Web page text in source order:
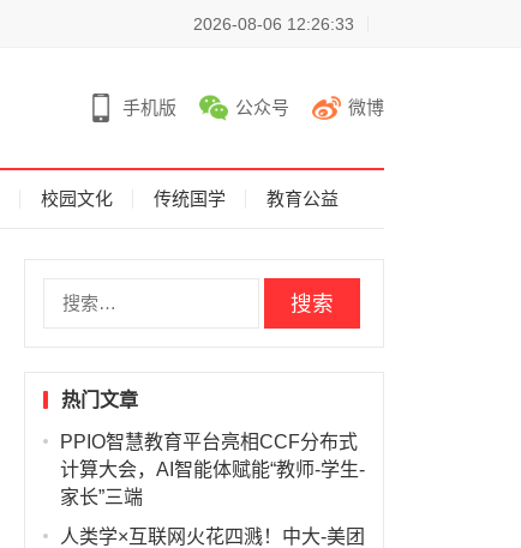
2026-08-06 12:26:33
手机版 公众号 微博
校园文化 传统国学 教育公益
热门文章
PPIO智慧教育平台亮相CCF分布式
计算大会，AI智能体赋能“教师-学生-
家长”三端
人类学×互联网火花四溅！中大-美团